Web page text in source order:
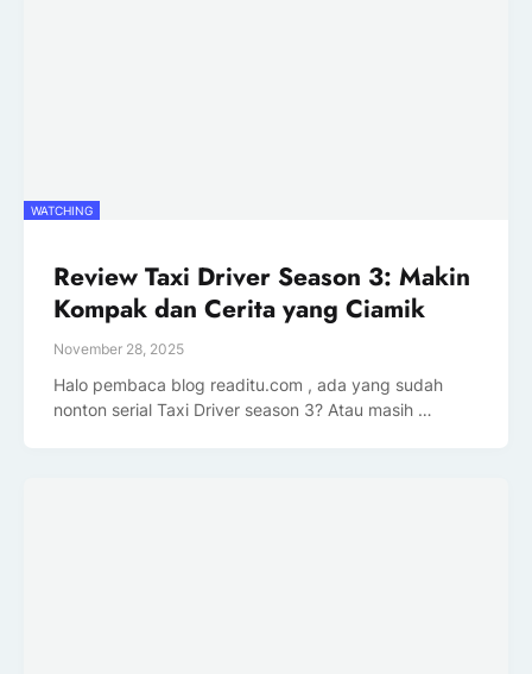
WATCHING
Review Taxi Driver Season 3: Makin
Kompak dan Cerita yang Ciamik
November 28, 2025
Halo pembaca blog readitu.com , ada yang sudah
nonton serial Taxi Driver season 3? Atau masih …